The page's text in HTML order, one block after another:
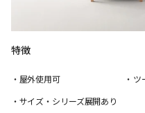
特徴
・屋外使用可
・サイズ・シリーズ展開あり
・